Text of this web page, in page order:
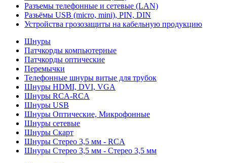
Разъемы телефонные и сетевые (LAN)
Разьёмы USB (micro, mini), PIN, DIN
Устройства грозозащиты на кабельную продукцию
Шнуры
Патчкорды компьютерные
Патчкорды оптические
Перемычки
Телефонные шнуры витые для трубок
Шнуры HDMI, DVI, VGA
Шнуры RCA-RCA
Шнуры USB
Шнуры Оптические, Микрофонные
Шнуры сетевые
Шнуры Скарт
Шнуры Стерео 3,5 мм - RCA
Шнуры Стерео 3,5 мм - Стерео 3,5 мм